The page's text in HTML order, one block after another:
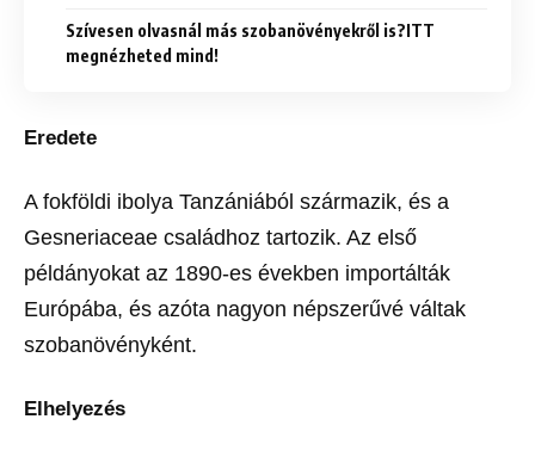
Szívesen olvasnál más szobanövényekről is?ITT
megnézheted mind!
Eredete
A fokföldi ibolya Tanzániából származik, és a
Gesneriaceae családhoz tartozik. Az első
példányokat az 1890-es években importálták
Európába, és azóta nagyon népszerűvé váltak
szobanövényként.
Elhelyezés